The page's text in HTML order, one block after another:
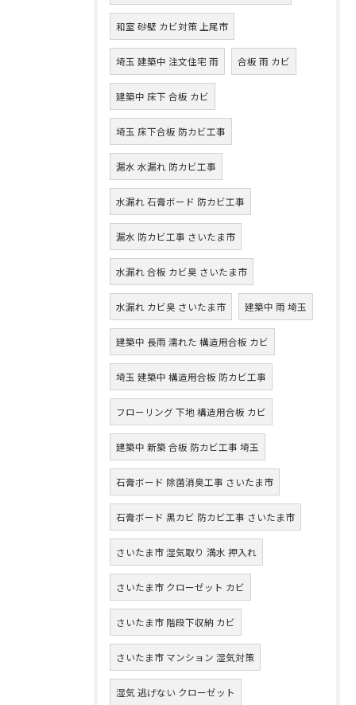
和室 砂壁 カビ対策 上尾市
埼玉 建築中 注文住宅 雨 合板 雨 カビ
建築中 床下 合板 カビ
埼玉 床下合板 防カビ工事
漏水 水漏れ 防カビ工事
水漏れ 石膏ボード 防カビ工事
漏水 防カビ工事 さいたま市
水漏れ 合板 カビ臭 さいたま市
水漏れ カビ臭 さいたま市 建築中 雨 埼玉
建築中 長雨 濡れた 構造用合板 カビ
埼玉 建築中 構造用合板 防カビ工事
フローリング 下地 構造用合板 カビ
建築中 新築 合板 防カビ工事 埼玉
石膏ボード 除菌消臭工事 さいたま市
石膏ボード 黒カビ 防カビ工事 さいたま市
さいたま市 湿気取り 満水 押入れ
さいたま市 クローゼット カビ
さいたま市 階段下収納 カビ
さいたま市 マンション 湿気対策
湿気 逃げない クローゼット